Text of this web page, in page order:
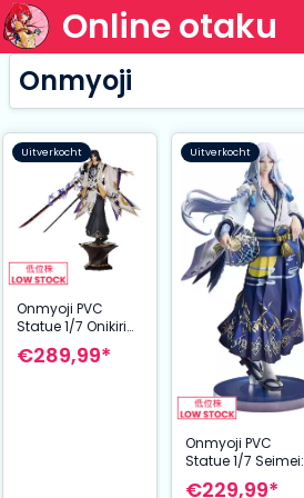
Online otaku
Onmyoji
Uitverkocht
Onmyoji PVC
Statue 1/7 Onikiri
30 cm
€289,99*
Uitverkocht
Onmyoji PVC
Statue 1/7 Seimei:
Lunar Corona Ver.
€229,99*